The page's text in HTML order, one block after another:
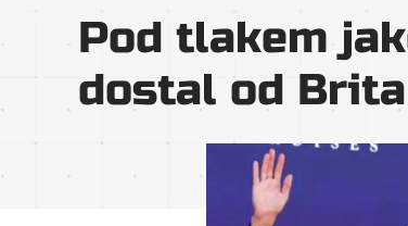
Pod tlakem
dostal od